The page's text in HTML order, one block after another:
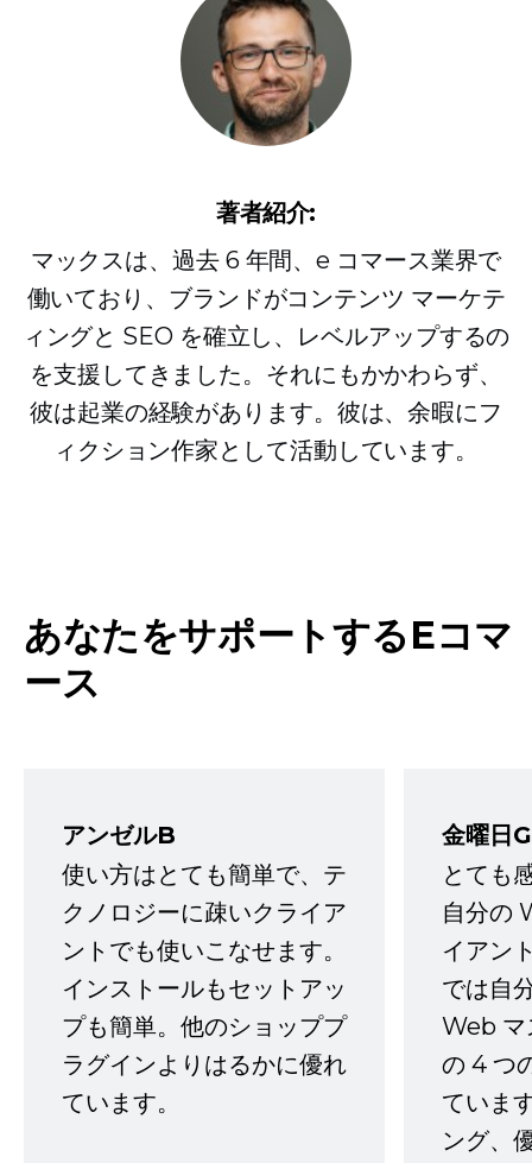
著者紹介:
マックスは、過去 6 年間、e コマース業界で
働いており、ブランドがコンテンツ マーケテ
ィングと SEO を確立し、レベルアップするの
を支援してきました。それにもかかわらず、
彼は起業の経験があります。彼は、余暇にフ
ィクション作家として活動しています。
あなたをサポートするEコマ
ース
アンゼルB
使い方はとても簡単で、テ
クノロジーに疎いクライア
ントでも使いこなせます。
インストールもセットアッ
プも簡単。他のショッププ
ラグインよりはるかに優れ
ています。
金曜日G
とても
自分の
イアン
では自
Web マ
の 4 つ
ていま
ング、